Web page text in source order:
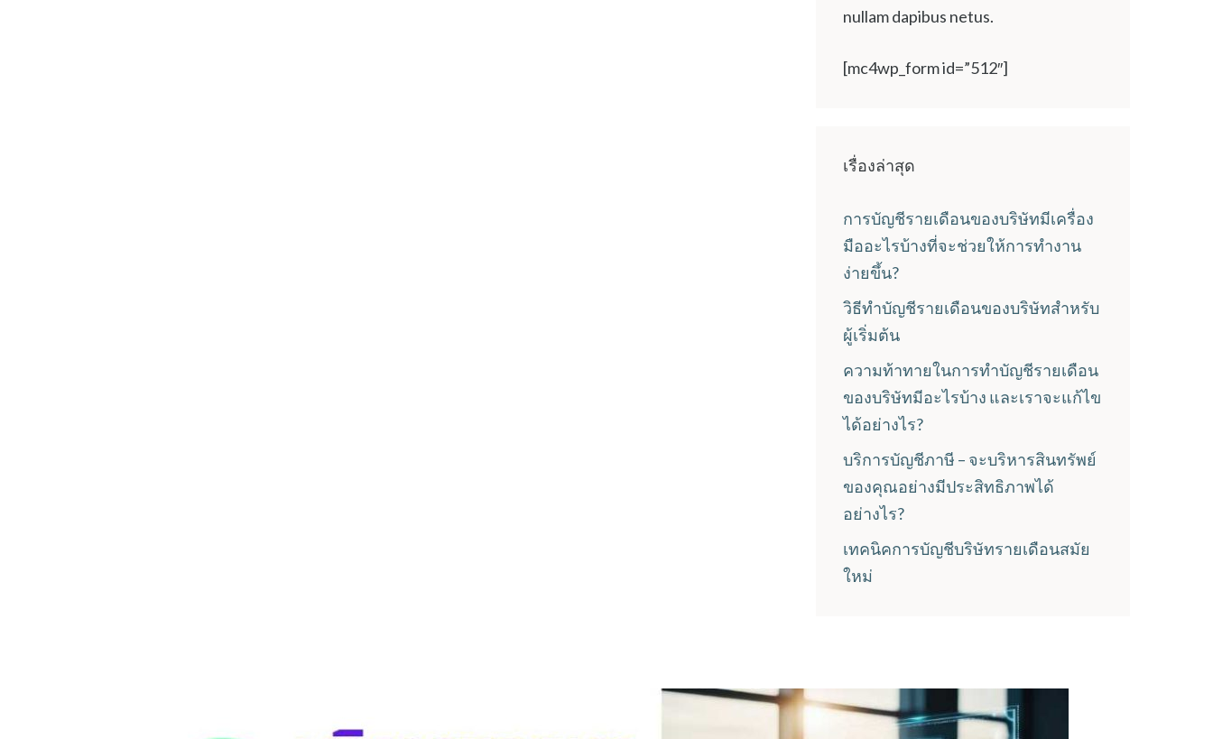
nullam dapibus netus.
[mc4wp_form id=”512″]
เรื่องล่าสุด
การบัญชีรายเดือนของบริษัทมีเครื่อง
มืออะไรบ้างที่จะช่วยให้การทำงาน
ง่ายขึ้น?
วิธีทำบัญชีรายเดือนของบริษัทสำหรับ
ผู้เริ่มต้น
ความท้าทายในการทำบัญชีรายเดือน
ของบริษัทมีอะไรบ้าง และเราจะแก้ไข
ได้อย่างไร?
บริการบัญชีภาษี – จะบริหารสินทรัพย์
ของคุณอย่างมีประสิทธิภาพได้
อย่างไร?
เทคนิคการบัญชีบริษัทรายเดือนสมัย
ใหม่